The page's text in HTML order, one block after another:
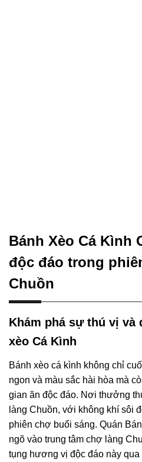
Bánh Xèo Cá Kình
độc đáo trong
Chuồn
Khám phá sự thú vị và
xèo Cá Kình
Bánh xèo cá kình không chỉ
ngon và màu sắc hài hòa mà
gian ăn độc đáo. Nơi thưởng
làng Chuồn, với không khí sôi
phiên chợ buổi sáng. Quán
ngõ vào trung tâm chợ làng
tụng hương vị độc đáo này qua